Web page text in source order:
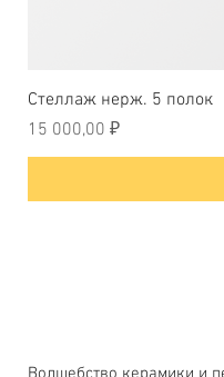
Стеллаж нерж. 5 полок
Цена
15 000,00 ₽